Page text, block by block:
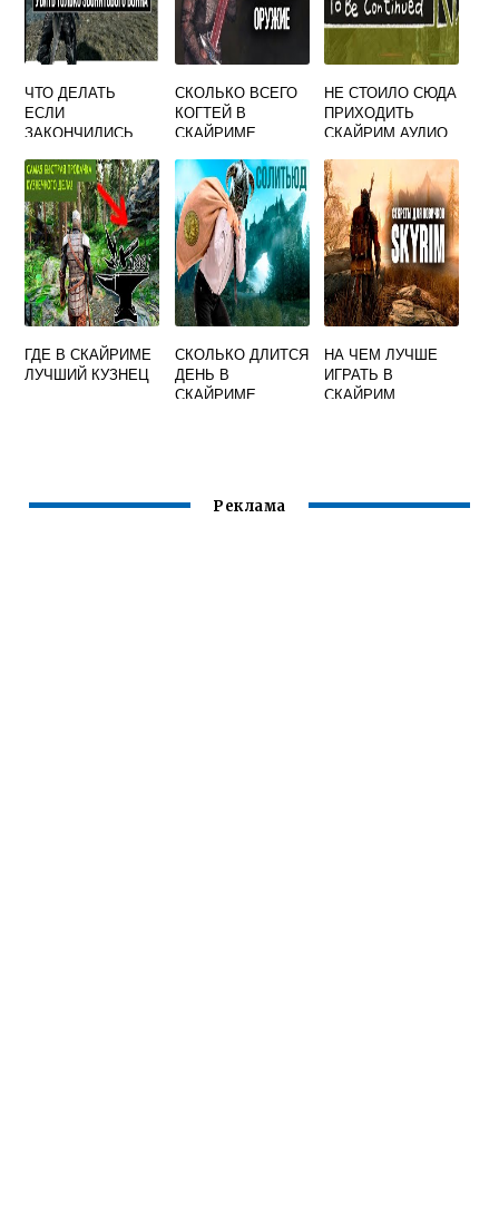
ЧТО ДЕЛАТЬ
ЕСЛИ
ЗАКОНЧИЛИСЬ
СКАЙРИМ
СКОЛЬКО ВСЕГО
КОГТЕЙ В
СКАЙРИМЕ
НЕ СТОИЛО СЮДА
ПРИХОДИТЬ
СКАЙРИМ АУДИО
ГДЕ В СКАЙРИМЕ
ЛУЧШИЙ КУЗНЕЦ
СКОЛЬКО ДЛИТСЯ
ДЕНЬ В
СКАЙРИМЕ
НА ЧЕМ ЛУЧШЕ
ИГРАТЬ В
СКАЙРИМ
Реклама